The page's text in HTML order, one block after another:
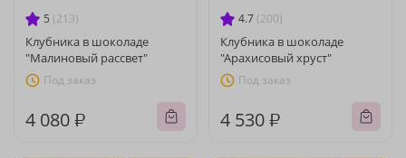
5 (213)
Клубника в шоколаде
"Малиновый рассвет"
Под заказ
4 080 ₽
4.7 (200)
Клубника в шоколаде
"Арахисовый хруст"
Под заказ
4 530 ₽